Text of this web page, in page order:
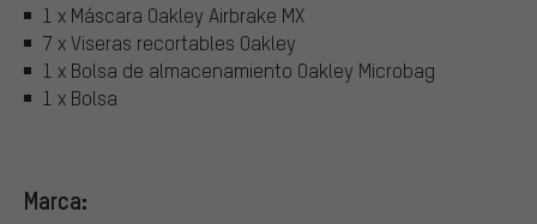
1 x Máscara Oakley Airbrake MX
7 x Viseras recortables Oakley
1 x Bolsa de almacenamiento Oakley Microbag
1 x Bolsa
Marca: